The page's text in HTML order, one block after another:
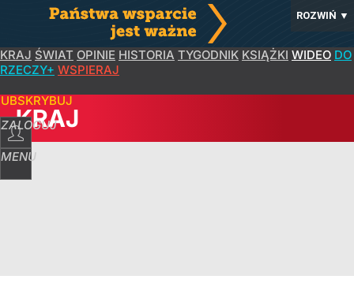
ROZWIŃ ▼
KRAJ ŚWIAT OPINIE HISTORIA TYGODNIK KSIĄŻKI WIDEO DO
RZECZY+ WSPIERAJ
ZALOGUJ
MENU
KRAJ